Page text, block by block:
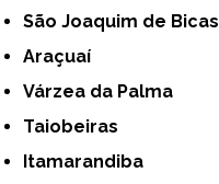
São Joaquim de Bicas
Araçuaí
Várzea da Palma
Taiobeiras
Itamarandiba